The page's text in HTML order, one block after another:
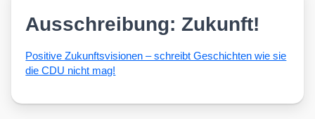
Ausschreibung: Zukunft!
Posi­ti­ve Zukunfts­vi­sio­nen – schreibt Geschich­ten wie sie
die CDU nicht mag!